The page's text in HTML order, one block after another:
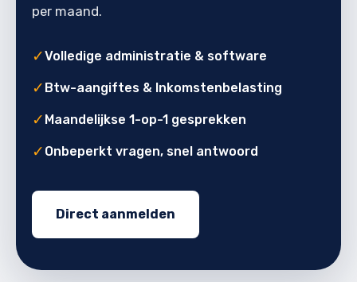
per maand.
✓Volledige administratie & software
✓ Btw-aangiftes & Inkomstenbelasting
✓ Maandelijkse 1-op-1 gesprekken
✓ Onbeperkt vragen, snel antwoord
Direct aanmelden